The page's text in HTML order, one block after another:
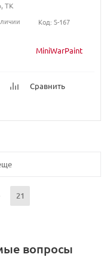
MiniWarPaint
Сравнить
ТК
Код: S-167
21
вопросы